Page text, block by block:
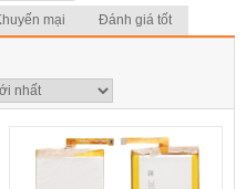
mại Đánh giá tốt